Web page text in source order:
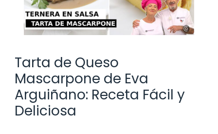
Tarta de Queso
Mascarpone de Eva
Arguiñano: Receta Fácil y
Deliciosa